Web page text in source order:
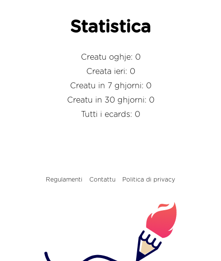
Statistica
Creatu oghje: 0
Creata ieri: 0
Creatu in 7 ghjorni: 0
Creatu in 30 ghjorni: 0
Tutti i ecards: 0
Regulamenti Contattu Politica di privacy